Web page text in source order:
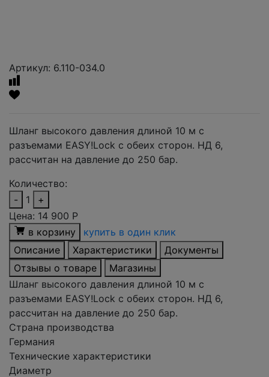
Артикул: 6.110-034.0
Шланг высокого давления длиной 10 м с
разъемами EASY!Lock с обеих сторон. НД 6,
рассчитан на давление до 250 бар.
Количество:
-
1
+
Цена: 14 900 Р
в корзину
купить в один клик
Описание
Характеристики
Документы
Отзывы о товаре
Магазины
Шланг высокого давления длиной 10 м с
разъемами EASY!Lock с обеих сторон. НД 6,
рассчитан на давление до 250 бар.
Страна производства
Германия
Технические характеристики
Диаметр